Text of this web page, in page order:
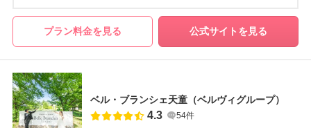
プラン料金を見る 公式サイトを見る
ベル・ブランシェ天童（ベルヴィグループ）
4.3 54件